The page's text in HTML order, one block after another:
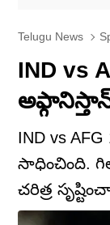
Telugu News
IND vs
IND vs
సాధించింది.
చరిత్ర